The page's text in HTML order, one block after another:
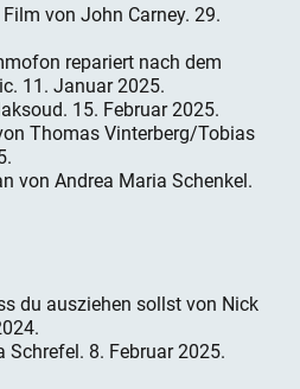
von John Carney. 29.
repariert nach dem
11. Januar 2025.
15. Februar 2025.
Thomas Vinterberg/Tobias
von Andrea Maria Schenkel.
du ausziehen sollst von Nick
8. Februar 2025.